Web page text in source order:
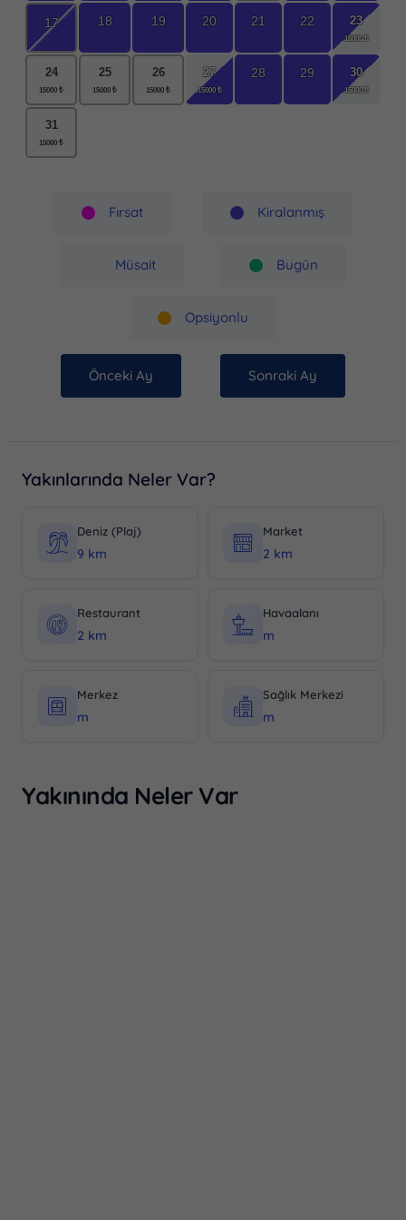
17 18 19 20 21 22 23
24 25 26 27 28 29 30
31
Fırsat Kiralanmış
Müsait Bugün
Opsiyonlu
Önceki Ay Sonraki Ay
Yakınlarında Neler Var?
Deniz (Plaj)
9 km
Market
2 km
Restaurant
2 km
Havaalanı
m
Merkez
m
Sağlık Merkezi
m
Yakınında Neler Var